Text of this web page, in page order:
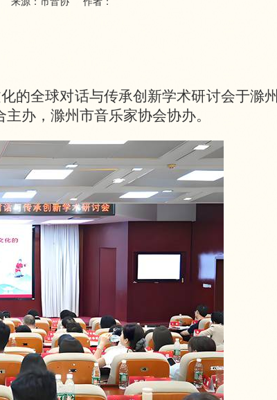
的全球对话与传承创新学术研讨会于滁州
办，滁州市音乐家协会协办。